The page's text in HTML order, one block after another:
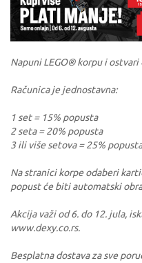
Napuni LEGO® korpu i ostvari
Računica je jednostavna:
1 set = 15% popusta
2 seta = 20% popusta
3 ili više setova = 25% popusta
Na stranici korpe odaberi
popust će biti automatski
Akcija važi od 6. do 12. jula,
www.dexy.co.rs.
Besplatna dostava za sve